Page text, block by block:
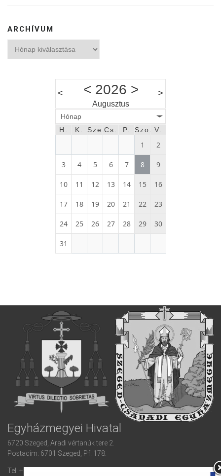
ARCHÍVUM
< < 2026 >
Augusztus
>
Hónap
H.
K. Sze.Cs. P. Szo. V.
1 2
3 4 5 6 7 8 9
10 11 12 13 14 15 16
17 18 19 20 21 22 23
24 25 26 27 28 29 30
31
Egyházmegyei Hivatal
6720 Szeged, Aradi vértanúk tere 2.
Postacím: 6701 Szeged, Pf. 178.
Tel: +36 (62) 420 932